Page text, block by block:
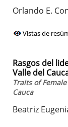
Orlando E.
Vistas de
Rasgos del
Valle del
Traits of
Cauca
Beatriz